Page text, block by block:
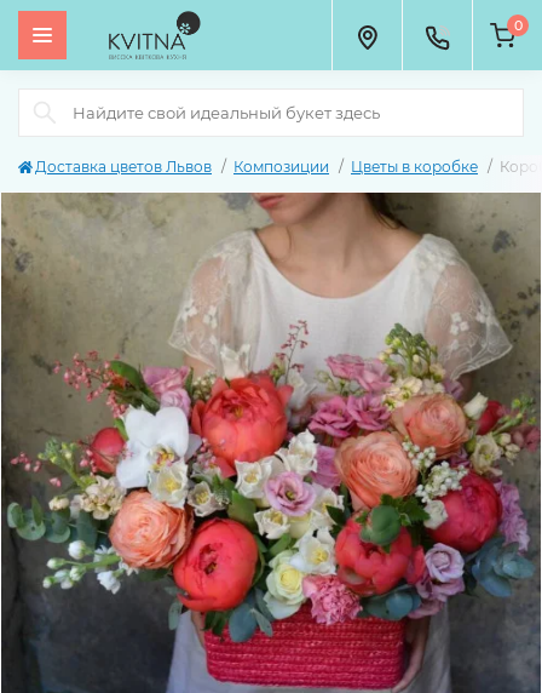
0
Доставка цветов Львов Композиции Цветы в коробке